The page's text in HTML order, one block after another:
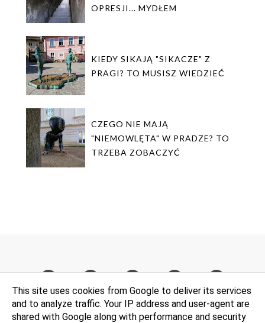
OPRESJI... MYDŁEM
KIEDY SIKAJĄ "SIKACZE" Z
PRAGI? TO MUSISZ WIEDZIEĆ
CZEGO NIE MAJĄ
"NIEMOWLĘTA" W PRADZE? TO
TRZEBA ZOBACZYĆ
This site uses cookies from Google to deliver its services
and to analyze traffic. Your IP address and user-agent are
shared with Google along with performance and security